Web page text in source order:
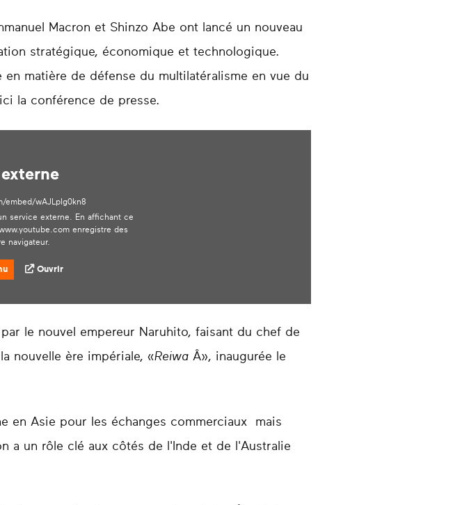
Macron et Shinzo Abe ont lancé un nouveau
stratégique, économique et technologique.
matière de défense du multilatéralisme en vue du
la conférence de presse.
embed/wAJLpIg0kn8
service externe. En affichant ce
enregistre des
navigateur.
Ouvrir
le nouvel empereur Naruhito, faisant du chef de
nouvelle ère impériale, «Reiwa Â», inaugurée le
en Asie pour les échanges commerciaux mais
a un rôle clé aux côtés de l'Inde et de l'Australie